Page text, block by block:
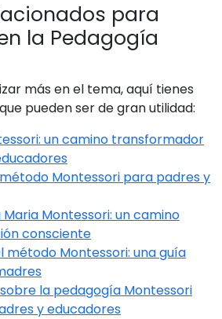
para
la Pedagogía
más en el tema, aquí tienes
pueden ser de gran utilidad:
un camino transformador
Montessori para padres y
Montessori: un camino
consciente
método Montessori: una guía
la pedagogía Montessori
y educadores